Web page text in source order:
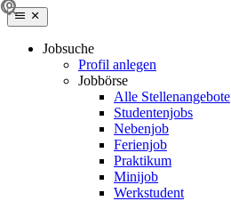
Jobsuche
Profil anlegen
Jobbörse
Alle Stellenangebote
Studentenjobs
Nebenjob
Ferienjob
Praktikum
Minijob
Werkstudent